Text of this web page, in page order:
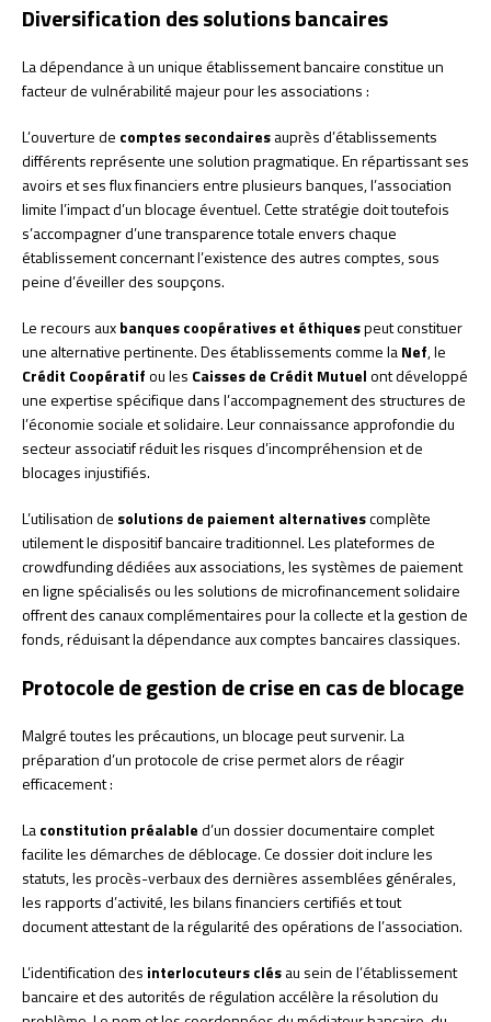
Diversification des solutions bancaires
La dépendance à un unique établissement bancaire constitue un
facteur de vulnérabilité majeur pour les associations :
L’ouverture de comptes secondairesauprès d’établissements
différents représente une solution pragmatique. En répartissant ses
avoirs et ses flux financiers entre plusieurs banques, l’association
limite l’impact d’un blocage éventuel. Cette stratégie doit toutefois
s’accompagner d’une transparence totale envers chaque
établissement concernant l’existence des autres comptes, sous
peine d’éveiller des soupçons.
Le recours auxbanques coopératives et éthiquespeut constituer
une alternative pertinente. Des établissements comme laNef, le
Crédit Coopératifou les Caisses de Crédit Mutuelont développé
une expertise spécifique dans l’accompagnement des structures de
l’économie sociale et solidaire. Leur connaissance approfondie du
secteur associatif réduit les risques d’incompréhension et de
blocages injustifiés.
L’utilisation de solutions de paiement alternativescomplète
utilement le dispositif bancaire traditionnel. Les plateformes de
crowdfunding dédiées aux associations, les systèmes de paiement
en ligne spécialisés ou les solutions de microfinancement solidaire
offrent des canaux complémentaires pour la collecte et la gestion de
fonds, réduisant la dépendance aux comptes bancaires classiques.
Protocole de gestion de crise en cas de blocage
Malgré toutes les précautions, un blocage peut survenir. La
préparation d’un protocole de crise permet alors de réagir
efficacement :
Laconstitution préalabled’un dossier documentaire complet
facilite les démarches de déblocage. Ce dossier doit inclure les
statuts, les procès-verbaux des dernières assemblées générales,
les rapports d’activité, les bilans financiers certifiés et tout
document attestant de la régularité des opérations de l’association.
L’identification des interlocuteurs clésau sein de l’établissement
bancaire et des autorités de régulation accélère la résolution du